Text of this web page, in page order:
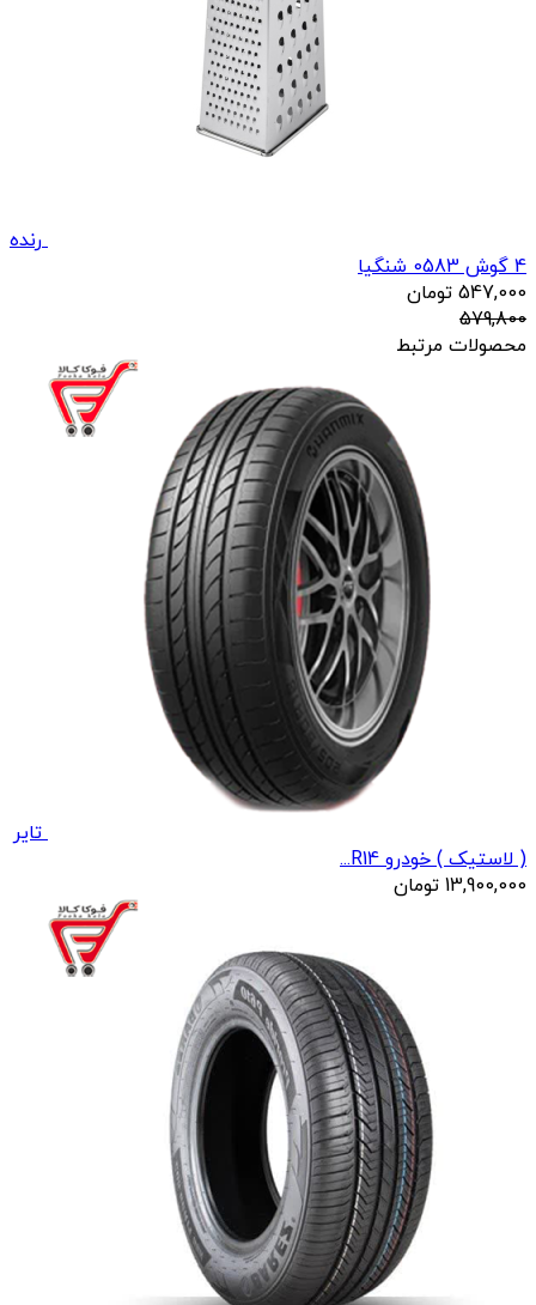
رنده
4 گوش 0583 شنگیا
547,000 تومان
579,800
محصولات مرتبط
تایر
( لاستیک ) خودرو R14...
13,900,000 تومان